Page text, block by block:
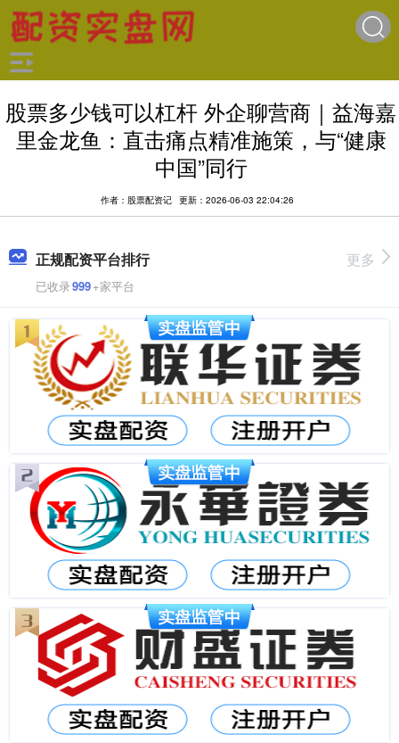
股票多少钱可以杠杆 外企聊营商｜益海嘉
里金龙鱼：直击痛点精准施策，与“健康
中国”同行
作者：股票配资记 更新：2026-06-03 22:04:26
正规配资平台排行
已收录999+家平台
更多